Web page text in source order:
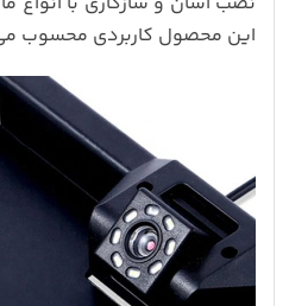
این محصول کاربردی محسوب